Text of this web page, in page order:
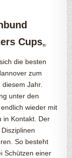
Cups„
die besten
zum
Jahr.
unter den
wieder mit
in Kontakt. Der
So besteht
Schützen einer